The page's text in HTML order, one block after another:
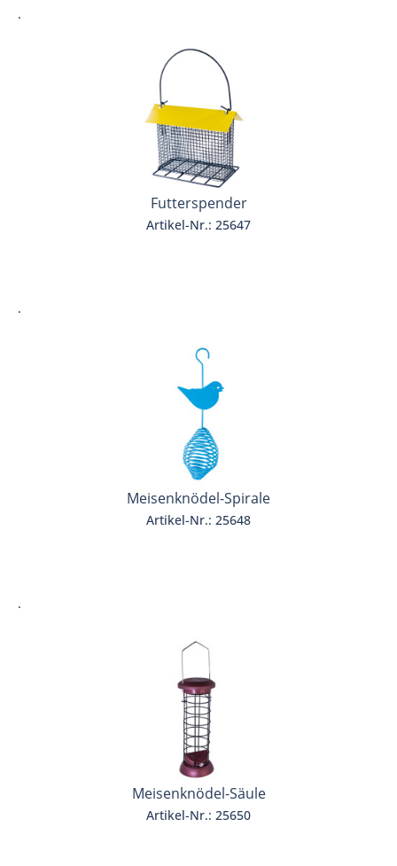
.
Futterspender
Artikel-Nr.: 25647
.
Meisenknödel-Spirale
Artikel-Nr.: 25648
.
Meisenknödel-Säule
Artikel-Nr.: 25650